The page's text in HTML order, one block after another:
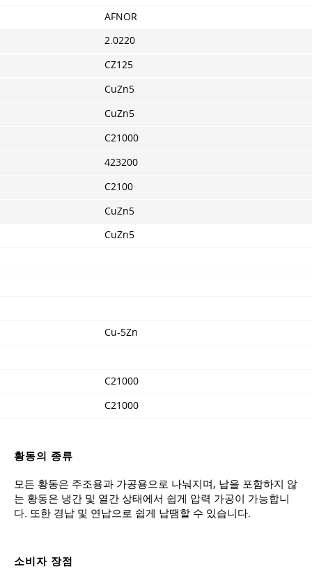
AFNOR
2.0220
CZ125
CuZn5
CuZn5
C21000
423200
C2100
CuZn5
CuZn5
Cu-5Zn
C21000
C21000
황동의 종류
모든 황동은 주조용과 가공용으로 나눠지며, 납을 포함하지 않
는 황동은 냉간 및 열간 상태에서 쉽게 압력 가공이 가능합니
다. 또한 경납 및 연납으로 쉽게 납땜할 수 있습니다.
소비자 장점